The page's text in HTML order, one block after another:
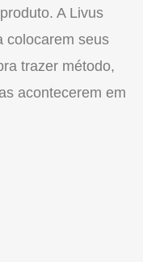
A Livus
colocarem seus
trazer método,
acontecerem em